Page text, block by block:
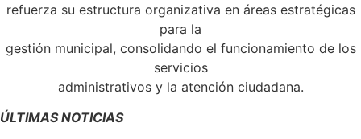
refuerza su estructura organizativa en áreas estratégicas
para la
gestión municipal, consolidando el funcionamiento de los
servicios
administrativos y la atención ciudadana.
ÚLTIMAS NOTICIAS